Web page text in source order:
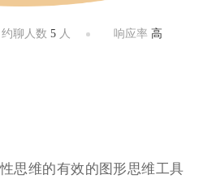
约聊人数 5人 响应率 高
思维的有效的图形思维工具